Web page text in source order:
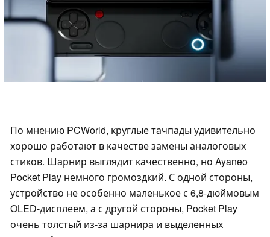
По мнению PCWorld, круглые тачпады удивительно
хорошо работают в качестве замены аналоговых
стиков. Шарнир выглядит качественно, но Ayaneo
Pocket Play немного громоздкий. С одной стороны,
устройство не особенно маленькое с 6,8-дюймовым
OLED-дисплеем, а с другой стороны, Pocket Play
очень толстый из-за шарнира и выделенных